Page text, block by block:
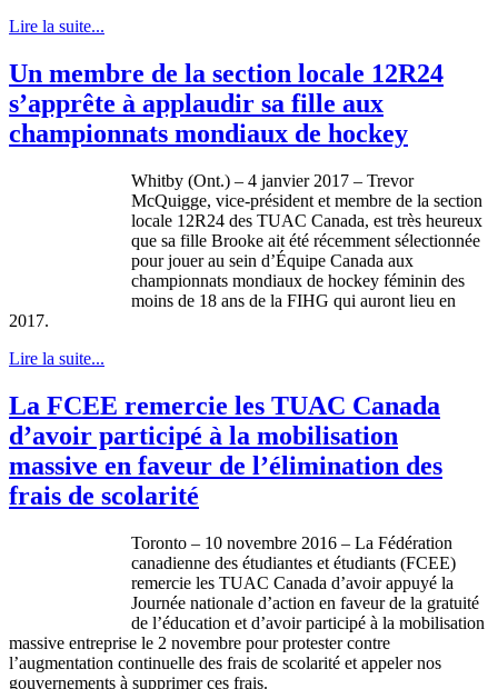
Lire la suite...
Un membre de la section locale 12R24
s’apprête à applaudir sa fille aux
championnats mondiaux de hockey
Whitby (Ont.) – 4 janvier 2017 – Trevor
McQuigge, vice-président et membre de la section
locale 12R24 des TUAC Canada, est très heureux
que sa fille Brooke ait été récemment sélectionnée
pour jouer au sein d’Équipe Canada aux
championnats mondiaux de hockey féminin des
moins de 18 ans de la FIHG qui auront lieu en
2017.
Lire la suite...
La FCEE remercie les TUAC Canada
d’avoir participé à la mobilisation
massive en faveur de l’élimination des
frais de scolarité
Toronto – 10 novembre 2016 – La Fédération
canadienne des étudiantes et étudiants (FCEE)
remercie les TUAC Canada d’avoir appuyé la
Journée nationale d’action en faveur de la gratuité
de l’éducation et d’avoir participé à la mobilisation
massive entreprise le 2 novembre pour protester contre
l’augmentation continuelle des frais de scolarité et appeler nos
gouvernements à supprimer ces frais.